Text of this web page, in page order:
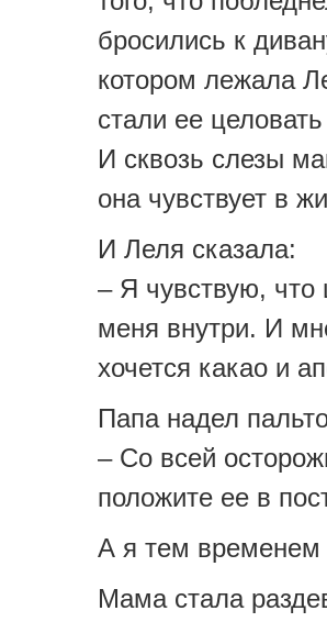
бросились к
котором лежала
стали ее
И сквозь слезы
она чувствует в
И Леля сказала:
– Я чувствую, что
меня внутри. И
хочется какао и
Папа надел
– Со всей
положите ее в
А я тем временем
Мама стала